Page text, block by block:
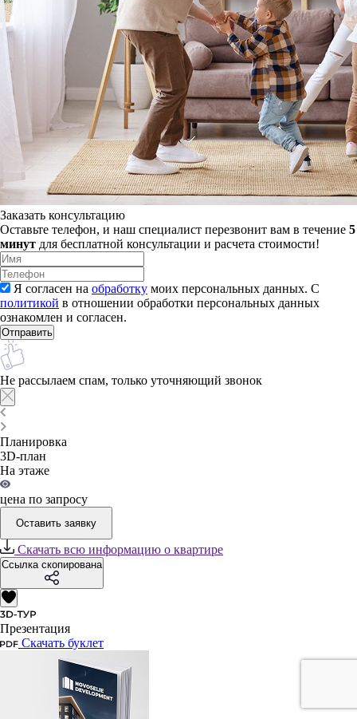
Заказать консультацию
Оставьте телефон, и наш специалист перезвонит вам в течение 5
минут для бесплатной консультации и расчета стоимости!
Я согласен на обработку моих персональных данных. С
политикой в отношении обработки персональных данных
ознакомлен и согласен.
Не рассылаем спам, только уточняющий звонок
Планировка
3D-план
На этаже
цена по запросу
Оставить заявку
Скачать всю информацию о квартире
Ссылка скопирована
Презентация
Скачать буклет